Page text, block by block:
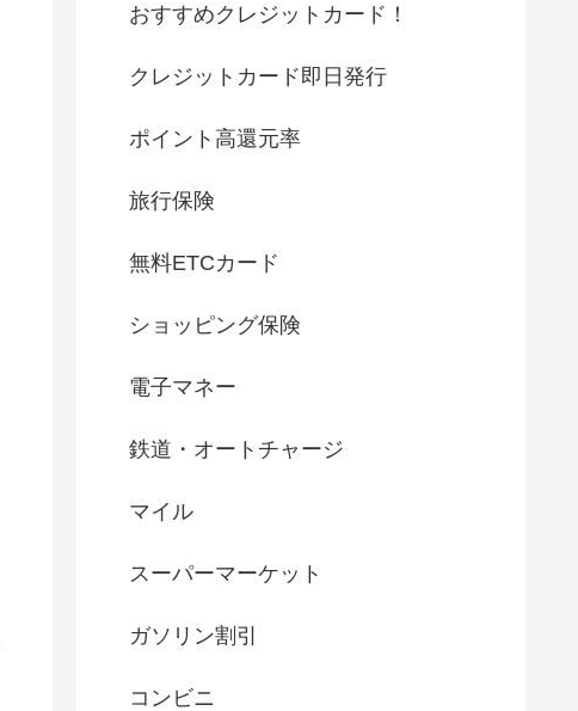
おすすめクレジットカード！
クレジットカード即日発行
ポイント高還元率
旅行保険
無料ETCカード
ショッピング保険
電子マネー
鉄道・オートチャージ
マイル
スーパーマーケット
ガソリン割引
コンビニ